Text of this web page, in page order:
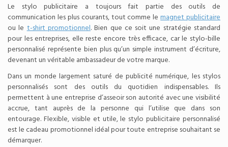
Le stylo publicitaire a toujours fait partie des outils de
communication les plus courants, tout comme lemagnet publicitaire
ou let-shirt promotionnel. Bien que ce soit une stratégie standard
pour les entreprises, elle reste encore très efficace, car le stylo-bille
personnalisé représente bien plus qu’un simple instrument d’écriture,
devenant un véritable ambassadeur de votre marque.
Dans un monde largement saturé de publicité numérique, les stylos
personnalisés sont des outils du quotidien indispensables. Ils
permettent à une entreprise d’asseoir son autorité avec une visibilité
accrue, tant auprès de la personne qui l’utilise que dans son
entourage. Flexible, visible et utile, le stylo publicitaire personnalisé
est le cadeau promotionnel idéal pour toute entreprise souhaitant se
démarquer.